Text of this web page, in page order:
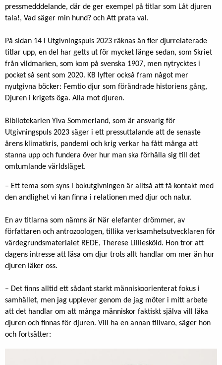
pressmedddelande, där de ger exempel på titlar som Låt djuren
tala!, Vad säger min hund? och Att prata val.
På sidan 14 i Utgivningspuls 2023 räknas än fler djurrelaterade
titlar upp, en del har getts ut för mycket länge sedan, som Skriet
från vildmarken, som kom på svenska 1907, men nytrycktes i
pocket så sent som 2020. KB lyfter också fram något mer
nyutgivna böcker: Femtio djur som förändrade historiens gång,
Djuren i krigets öga. Alla mot djuren.
Bibliotekarien Ylva Sommerland, som är ansvarig för
Utgivningspuls 2023 säger i ett pressuttalande att de senaste
årens klimatkris, pandemi och krig verkar ha fått många att
stanna upp och fundera över hur man ska förhålla sig till det
omtumlande världsläget.
– Ett tema som syns i bokutgivningen är alltså att få kontakt med
den andlighet vi kan finna i relationen med djur och natur.
En av titlarna som nämns är När elefanter drömmer, av
författaren och antrozoologen, tillika verksamhetsutvecklaren för
värdegrundsmaterialet REDE, Therese Lilliesköld. Hon tror att
dagens intresse att läsa om djur trots allt handlar om mer än hur
djuren läker oss.
– Det finns alltid ett sådant starkt människoorienterat fokus i
samhället, men jag upplever genom de jag möter i mitt arbete
att det handlar om att många människor faktiskt själva vill läka
djuren och finnas för djuren. Vill ha en annan tillvaro, säger hon
och fortsätter: